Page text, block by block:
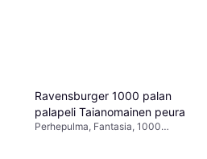
Ravensburger 1000 palan
palapeli Taianomainen peura
Perhepulma, Fantasia, 1000